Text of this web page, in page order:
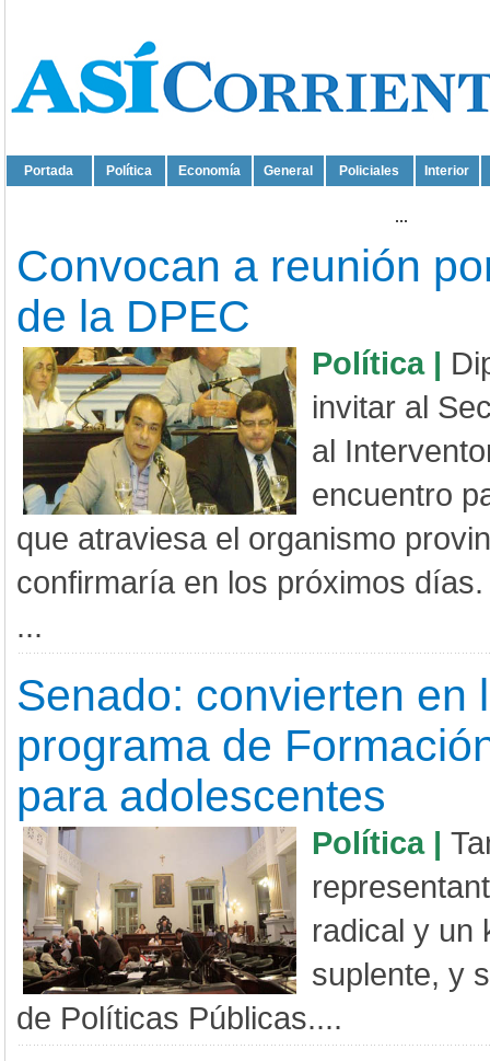
Portada Política Economía General Policiales Interior
...
Convocan a reunión
de la DPEC
Política |
invitar al
al
encuentro
que atraviesa el organismo
confirmaría en los próximos días.
...
Senado: convierten en
programa de
para adolescentes
Política |
radical y un
suplente, y
de Políticas Públicas....